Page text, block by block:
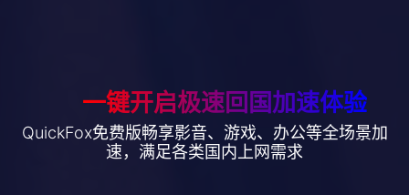
一键开启极速回国加速体验
QuickFox免费版畅享影音、游戏、办公等全场景加
速，满足各类国内上网需求